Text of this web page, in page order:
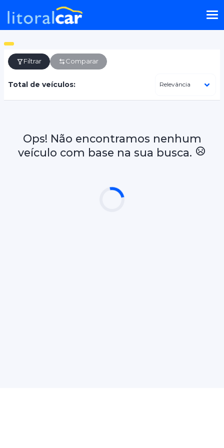
Filtrar Comparar
Total de veículos:
Ops! Não encontramos nenhum
veículo com base na sua busca.